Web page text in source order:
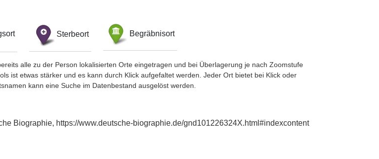
Sterbeort Begräbnisort
alle zu der Person lokalisierten Orte eingetragen und bei Überlagerung je nach Zoomstufe
ist etwas stärker und es kann durch Klick aufgefaltet werden. Jeder Ort bietet bei Klick oder
kann eine Suche im Datenbestand ausgelöst werden.
Biographie, https://www.deutsche-biographie.de/gnd101226324X.html#indexcontent